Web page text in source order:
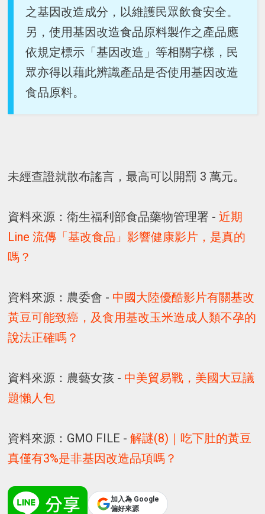
之基因改造成分，以維護民眾飲食安全。
另，使用基因改造食品原料製作之產品應
依規定標示「基因改造」等相關字樣，民
眾亦得以藉此辨識產品是否使用基因改造
食品原料。
未經查證就散布謠言，最高可以開罰 3 萬元。
資料來源：衛生福利部食品藥物管理署 -近期
Line 流傳「基改食品」影響健康影片，是真的
嗎？
資料來源：農委會 - 中國大陸優酷影片有關基改
黃豆可能致癌，及食用基改玉米造成人類不孕的
說法正確嗎？
資料來源：農藝女孩 - 中美貿易戰，美國大豆議
題懶人包
資料來源：GMO FILE -解謎(8)｜吃下肚的黃豆
真僅有3%是非基因改造品項嗎？
加入為 Google
偏好來源